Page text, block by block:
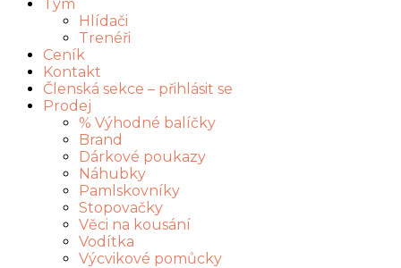
Tým
Hlídači
Trenéři
Ceník
Kontakt
Členská sekce – přihlásit se
Prodej
% Výhodné balíčky
Brand
Dárkové poukazy
Náhubky
Pamlskovníky
Stopovačky
Věci na kousání
Vodítka
Výcvikové pomůcky